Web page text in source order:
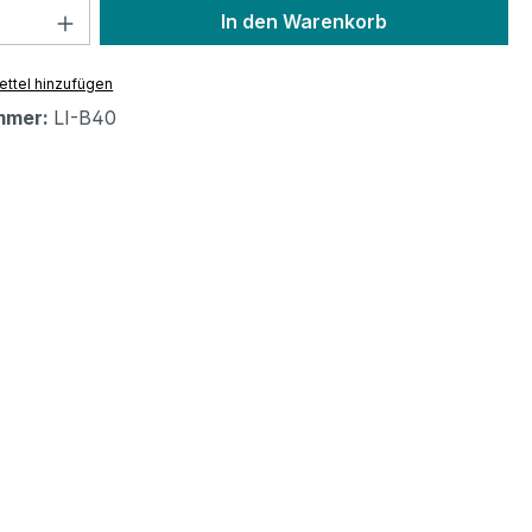
Anzahl: Gib den gewünschten Wert
In den Warenkorb
hinzufügen
LI-B40